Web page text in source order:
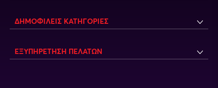
ΔΗΜΟΦΙΛΕΙΣ ΚΑΤΗΓΟΡΙΕΣ
ΕΞΥΠΗΡΕΤΗΣΗ ΠΕΛΑΤΩΝ